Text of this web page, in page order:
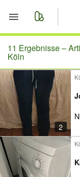
Start
Merkliste
Anzeige
11 Ergebnisse –
Köln
2